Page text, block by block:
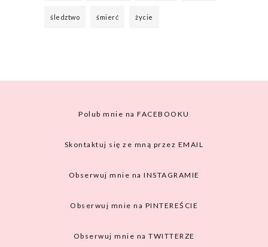
śledztwo śmierć życie
Polub mnie na FACEBOOKU
Skontaktuj się ze mną przez EMAIL
Obserwuj mnie na INSTAGRAMIE
Obserwuj mnie na PINTEREŚCIE
Obserwuj mnie na TWITTERZE